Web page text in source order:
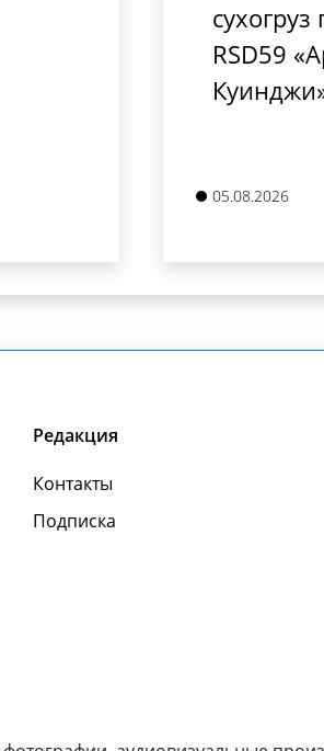
сухогруз
RSD59
05.08.2026
Редакция
Контакты
Подписка